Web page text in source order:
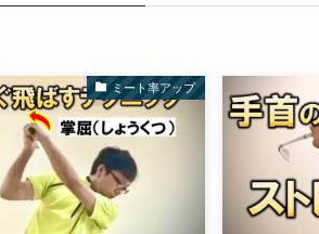
ミート率アップ